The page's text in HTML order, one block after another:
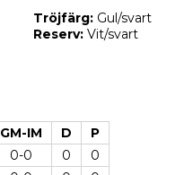
Tröjfärg: Gul/svart
Reserv: Vit/svart
GM-IM D
P
0-0 0
0